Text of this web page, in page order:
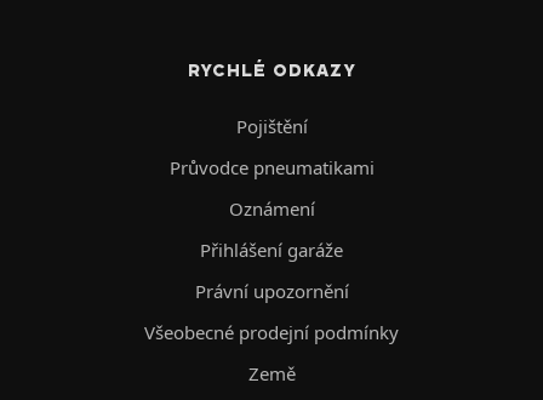
RYCHLÉ ODKAZY
Pojištění
Průvodce pneumatikami
Oznámení
Přihlášení garáže
Právní upozornění
Všeobecné prodejní podmínky
Země